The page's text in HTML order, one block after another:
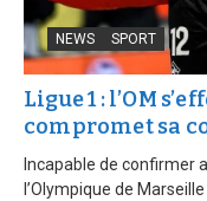
NEWS SPORT
Ligue 1 : l’OM
compromet sa
Incapable de confirmer
l’Olympique de